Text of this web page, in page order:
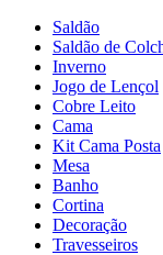
Saldão
Saldão de
Inverno
Jogo de Lençol
Cobre Leito
Cama
Kit Cama Posta
Mesa
Banho
Cortina
Decoração
Travesseiros